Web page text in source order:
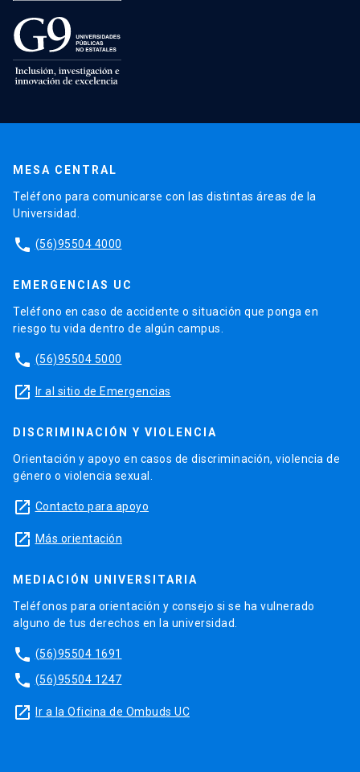
MESA CENTRAL
Teléfono para comunicarse con las distintas áreas de la
Universidad.
phone (56)95504 4000
EMERGENCIAS UC
Teléfono en caso de accidente o situación que ponga en
riesgo tu vida dentro de algún campus.
phone (56)95504 5000
launch Ir al sitio de Emergencias
DISCRIMINACIÓN Y VIOLENCIA
Orientación y apoyo en casos de discriminación, violencia de
género o violencia sexual.
launch Contacto para apoyo
launch Más orientación
MEDIACIÓN UNIVERSITARIA
Teléfonos para orientación y consejo si se ha vulnerado
alguno de tus derechos en la universidad.
phone (56)95504 1691
phone (56)95504 1247
launch Ir a la Oficina de Ombuds UC